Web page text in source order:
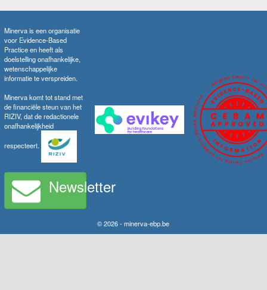
Minerva is een organisatie
voor Evidence-Based
Practice en heeft als
doelstelling onafhankelijke,
wetenschappelijke
informatie te verspreiden.
Minerva komt tot stand met
de financiële steun van het
RIZIV, dat de redactionele
onafhankelijkheid
respecteert.
Newsletter
© 2026 - minerva-ebp.be